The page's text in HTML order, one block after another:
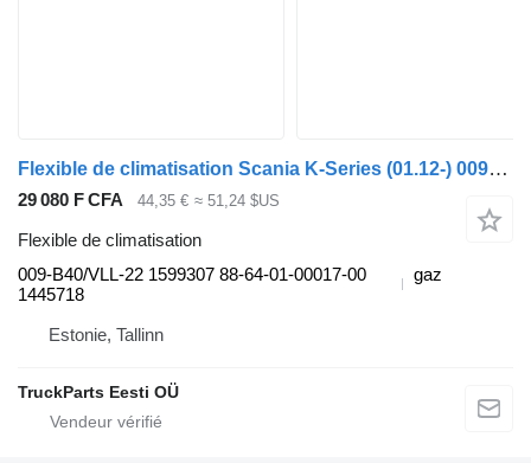
Flexible de climatisation Scania K-Series (01.12-) 009-B40/VLL-22 pour Scania K,N,F-series bus (2006-)
29 080 F CFA 44,35 € ≈ 51,24 $US
Flexible de climatisation
009-B40/VLL-22 1599307 88-64-01-00017-00
1445718
gaz
Estonie, Tallinn
TruckParts Eesti OÜ